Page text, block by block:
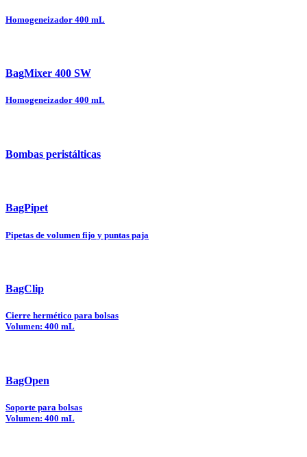
Homogeneizador 400 mL
BagMixer 400 SW
Homogeneizador 400 mL
Bombas peristálticas
BagPipet
Pipetas de volumen fijo y puntas paja
BagClip
Cierre hermético para bolsas
Volumen: 400 mL
BagOpen
Soporte para bolsas
Volumen: 400 mL